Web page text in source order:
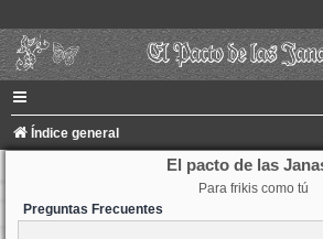
Índice general
El pacto de las
Para frikis como tú
Preguntas Frecuentes